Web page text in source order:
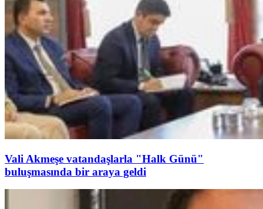
Vali Akmeşe vatandaşlarla "Halk Günü"
buluşmasında bir araya geldi